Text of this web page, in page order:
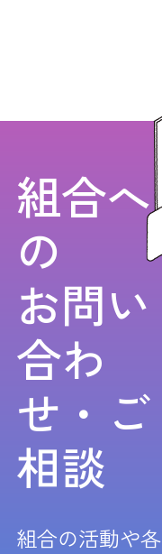
組合へ
の
お問い
合わ
せ・ご
相談
組合の活動や各